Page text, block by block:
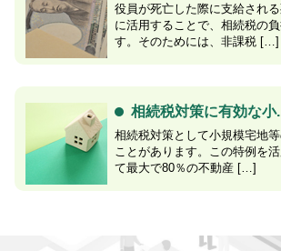
役員が死亡した際に支給され
に活用することで、相続税の
す。そのためには、非課税 […]
相続税対策に有効な小
相続税対策として小規模宅地
ことがあります。この特例を
て最大で80％の不動産 […]